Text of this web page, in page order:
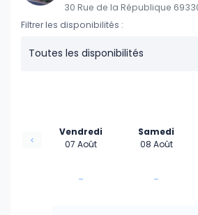
30 Rue de la République
Filtrer les disponibilités :
Toutes les disponibilités
Vendredi
07 Août
-
Samedi
08 Août
-